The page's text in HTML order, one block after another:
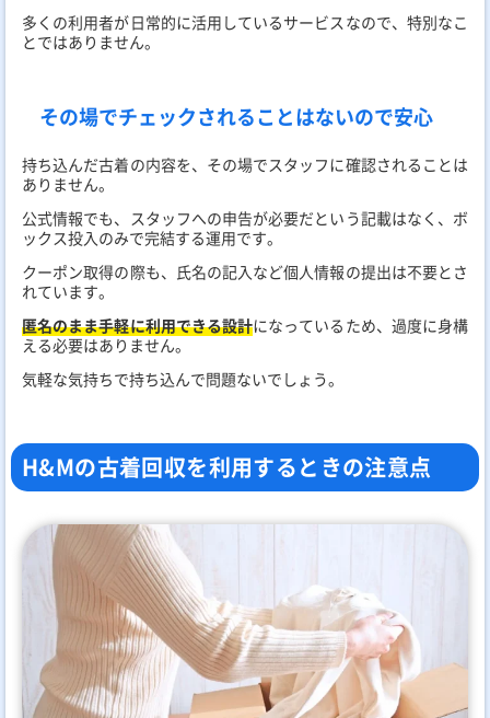
多くの利用者が日常的に活用しているサービスなので、特別なこ
とではありません。
その場でチェックされることはないので安心
持ち込んだ古着の内容を、その場でスタッフに確認されることは
ありません。
公式情報でも、スタッフへの申告が必要だという記載はなく、ボ
ックス投入のみで完結する運用です。
クーポン取得の際も、氏名の記入など個人情報の提出は不要とさ
れています。
匿名のまま手軽に利用できる設計になっているため、過度に身構
える必要はありません。
気軽な気持ちで持ち込んで問題ないでしょう。
H&Mの古着回収を利用するときの注意点